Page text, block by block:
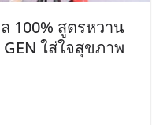
100% สูตรหวาน
ใส่ใจสุขภาพ